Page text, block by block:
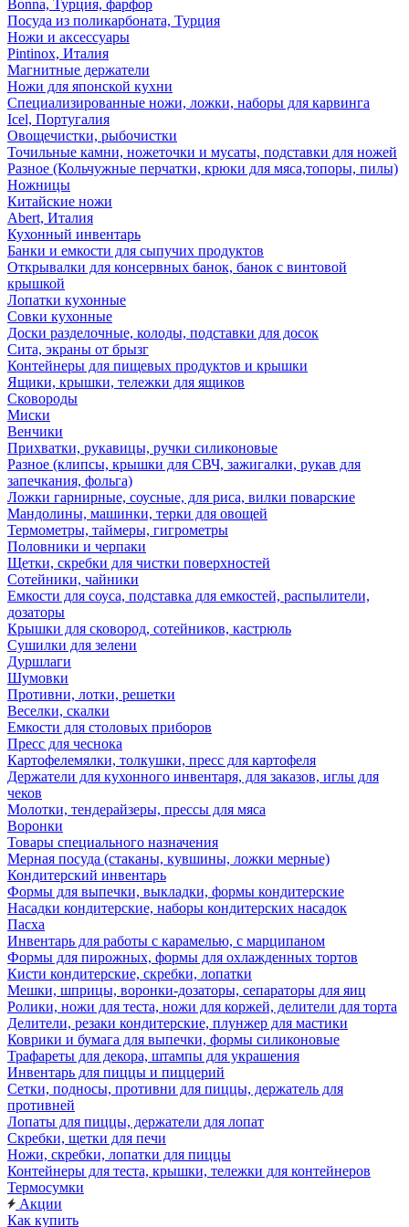
Bonna, Турция, фарфор
Посуда из поликарбоната, Турция
Ножи и аксессуары
Pintinox, Италия
Магнитные держатели
Ножи для японской кухни
Специализированные ножи, ложки, наборы для карвинга
Icel, Португалия
Овощечистки, рыбочистки
Точильные камни, ножеточки и мусаты, подставки для ножей
Разное (Кольчужные перчатки, крюки для мяса,топоры, пилы)
Ножницы
Китайские ножи
Abert, Италия
Кухонный инвентарь
Банки и емкости для сыпучих продуктов
Открывалки для консервных банок, банок с винтовой
крышкой
Лопатки кухонные
Совки кухонные
Доски разделочные, колоды, подставки для досок
Сита, экраны от брызг
Контейнеры для пищевых продуктов и крышки
Ящики, крышки, тележки для ящиков
Сковороды
Миски
Венчики
Прихватки, рукавицы, ручки силиконовые
Разное (клипсы, крышки для СВЧ, зажигалки, рукав для
запечкания, фольга)
Ложки гарнирные, соусные, для риса, вилки поварские
Мандолины, машинки, терки для овощей
Термометры, таймеры, гигрометры
Половники и черпаки
Щетки, скребки для чистки поверхностей
Сотейники, чайники
Емкости для соуса, подставка для емкостей, распылители,
дозаторы
Крышки для сковород, сотейников, кастрюль
Сушилки для зелени
Дуршлаги
Шумовки
Противни, лотки, решетки
Веселки, скалки
Емкости для столовых приборов
Пресс для чеснока
Картофелемялки, толкушки, пресс для картофеля
Держатели для кухонного инвентаря, для заказов, иглы для
чеков
Молотки, тендерайзеры, прессы для мяса
Воронки
Товары специального назначения
Мерная посуда (стаканы, кувшины, ложки мерные)
Кондитерский инвентарь
Формы для выпечки, выкладки, формы кондитерские
Насадки кондитерские, наборы кондитерских насадок
Пасха
Инвентарь для работы с карамелью, с марципаном
Формы для пирожных, формы для охлажденных тортов
Кисти кондитерские, скребки, лопатки
Мешки, шприцы, воронки-дозаторы, сепараторы для яиц
Ролики, ножи для теста, ножи для коржей, делители для торта
Делители, резаки кондитерские, плунжер для мастики
Коврики и бумага для выпечки, формы силиконовые
Трафареты для декора, штампы для украшения
Инвентарь для пиццы и пиццерий
Сетки, подносы, противни для пиццы, держатель для
противней
Лопаты для пиццы, держатели для лопат
Скребки, щетки для печи
Ножи, скребки, лопатки для пиццы
Контейнеры для теста, крышки, тележки для контейнеров
Термосумки
Акции
Как купить